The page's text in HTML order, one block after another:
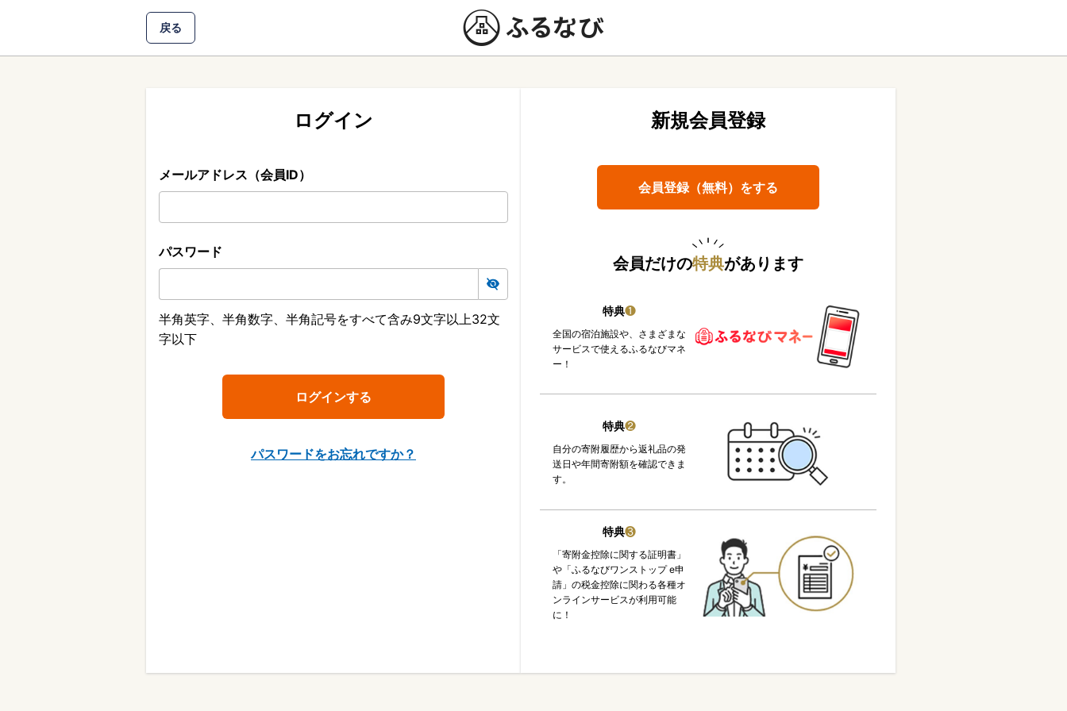
戻る
ログイン
メールアドレス（会員ID）
パスワード
半角英字、半角数字、半角記号をすべて含み9文字以上32文
字以下
パスワードをお忘れですか？
新規会員登録
会員登録（無料）をする
会員だけの特典があります
特典❶
全国の宿泊施設や、さまざまな
サービスで使えるふるなびマネ
ー！
特典❷
自分の寄附履歴から返礼品の発
送日や年間寄附額を確認できま
す。
特典❸
「寄附金控除に関する証明書」
や「ふるなびワンストップ e申
請」の税金控除に関わる各種オ
ンラインサービスが利用可能
に！